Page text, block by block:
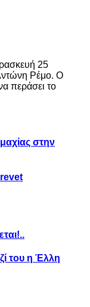
25
Ρέμο. Ο
περάσει το
στην
του η Έλλη